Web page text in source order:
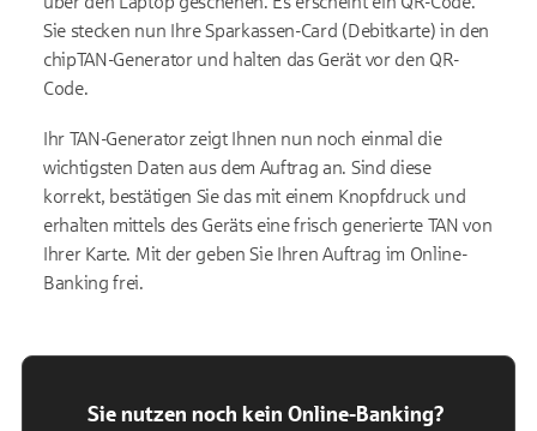
Sie stecken nun Ihre Sparkassen-Card (Debitkarte) in den
chipTAN-Generator und halten das Gerät vor den QR-
Code.
Ihr TAN-Generator zeigt Ihnen nun noch einmal die
wichtigsten Daten aus dem Auftrag an. Sind diese
korrekt, bestätigen Sie das mit einem Knopfdruck und
erhalten mittels des Geräts eine frisch generierte TAN von
Ihrer Karte. Mit der geben Sie Ihren Auftrag im Online-
Banking frei.
Sie nutzen noch kein Online-Banking?